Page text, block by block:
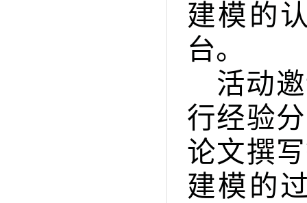
建模的
台。
活动
行经验
论文撰
建模的